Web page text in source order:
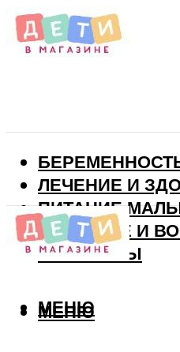
ЛЕЧЕНИЕ И
ПИТАНИЕ
РАЗВИТИЕ И
ВИТАМИНЫ
МЕНЮ
МЕНЮ